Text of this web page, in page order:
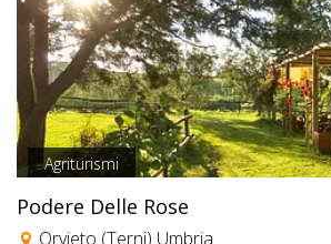
Agriturismi
Podere Delle Rose
Orvieto (Terni) Umbria